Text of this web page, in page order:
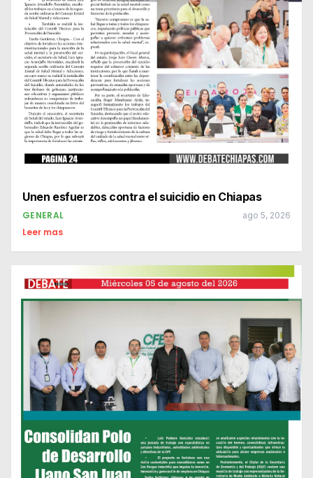
Unen esfuerzos contra el suicidio en Chiapas
GENERAL ago 5, 2026
Leer mas